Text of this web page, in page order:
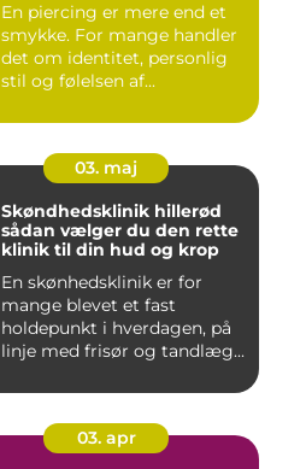
En piercing er mere end et
smykke. For mange handler
det om identitet, personlig
stil og følelsen af...
03. maj
Skøndhedsklinik hillerød
sådan vælger du den rette
klinik til din hud og krop
En skønhedsklinik er for
mange blevet et fast
holdepunkt i hverdagen, på
linje med frisør og tandlæg...
03. apr